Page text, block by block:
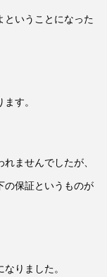
ということになった
す。
ませんでしたが、
の保証というものが
りました。